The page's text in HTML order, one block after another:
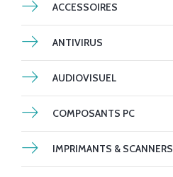
ACCESSOIRES
ANTIVIRUS
AUDIOVISUEL
COMPOSANTS PC
IMPRIMANTS & SCANNERS